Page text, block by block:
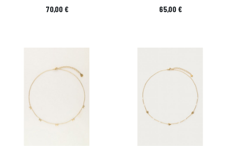
Prix
70,00 € Prix
65,00 €